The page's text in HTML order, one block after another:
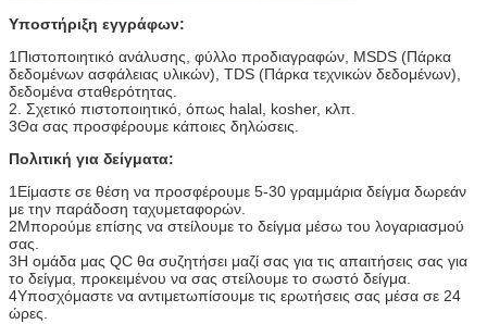
Υποστήριξη εγγράφων:
1Πιστοποιητικό ανάλυσης, φύλλο προδιαγραφών, MSDS (Πάρκα
δεδομένων ασφάλειας υλικών), TDS (Πάρκα τεχνικών δεδομένων),
δεδομένα σταθερότητας.
2. Σχετικό πιστοποιητικό, όπως halal, kosher, κλπ.
3Θα σας προσφέρουμε κάποιες δηλώσεις.
Πολιτική για δείγματα:
1Είμαστε σε θέση να προσφέρουμε 5-30 γραμμάρια δείγμα δωρεάν
με την παράδοση ταχυμεταφορών.
2Μπορούμε επίσης να στείλουμε το δείγμα μέσω του λογαριασμού
σας.
3Η ομάδα μας QC θα συζητήσει μαζί σας για τις απαιτήσεις σας για
το δείγμα, προκειμένου να σας στείλουμε το σωστό δείγμα.
4Υποσχόμαστε να αντιμετωπίσουμε τις ερωτήσεις σας μέσα σε 24
ώρες.